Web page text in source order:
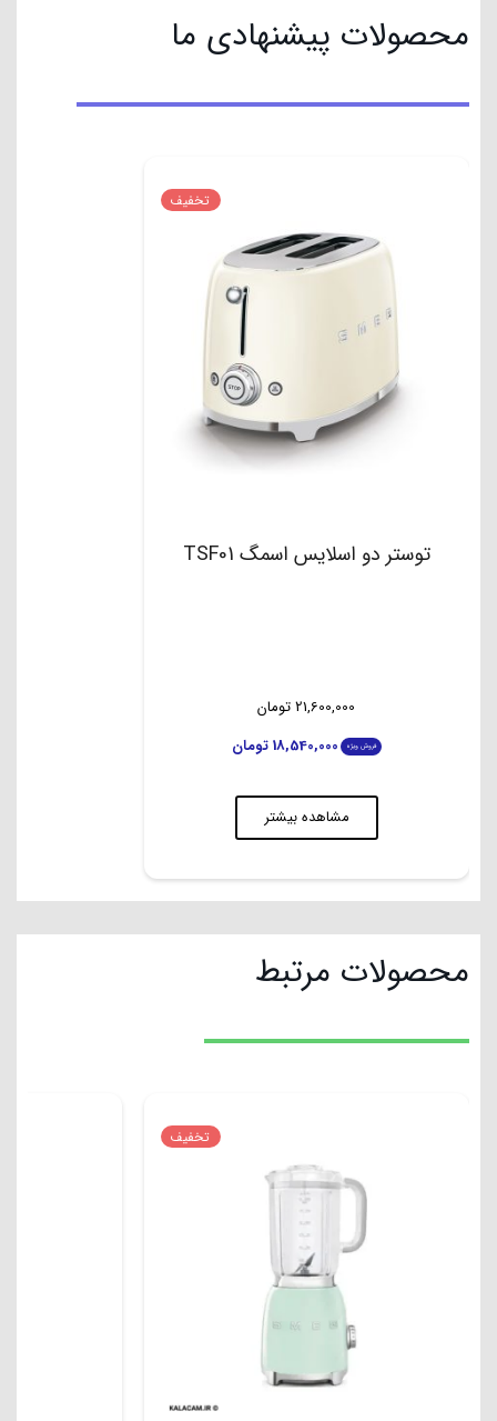
محصولات پیشنهادی ما
تخفیف
توستر دو اسلایس اسمگ TSF01
21,600,000 تومان
فروش ویژه 18,540,000 تومان
مشاهده بیشتر
محصولات مرتبط
تخفیف